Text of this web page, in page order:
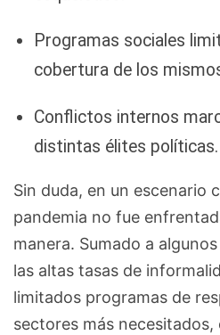
Programas sociales
cobertura de los
Conflictos internos
distintas élites políticas.
Sin duda, en un escenario
pandemia no fue
manera. Sumado a
las altas tasas de
limitados programas de
sectores más necesitados,